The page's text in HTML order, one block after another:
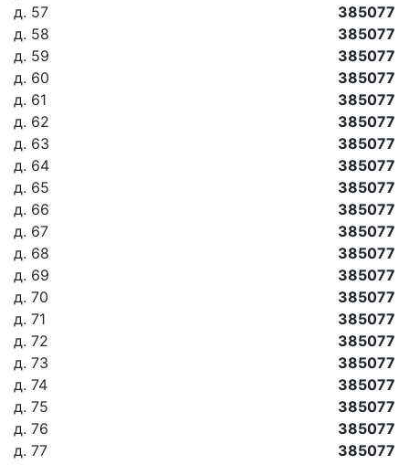
д. 57
385077
д. 58
385077
д. 59
385077
д. 60
385077
д. 61
385077
д. 62
385077
д. 63
385077
д. 64
385077
д. 65
385077
д. 66
385077
д. 67
385077
д. 68
385077
д. 69
385077
д. 70
385077
д. 71
385077
д. 72
385077
д. 73
385077
д. 74
385077
д. 75
385077
д. 76
385077
д. 77
385077